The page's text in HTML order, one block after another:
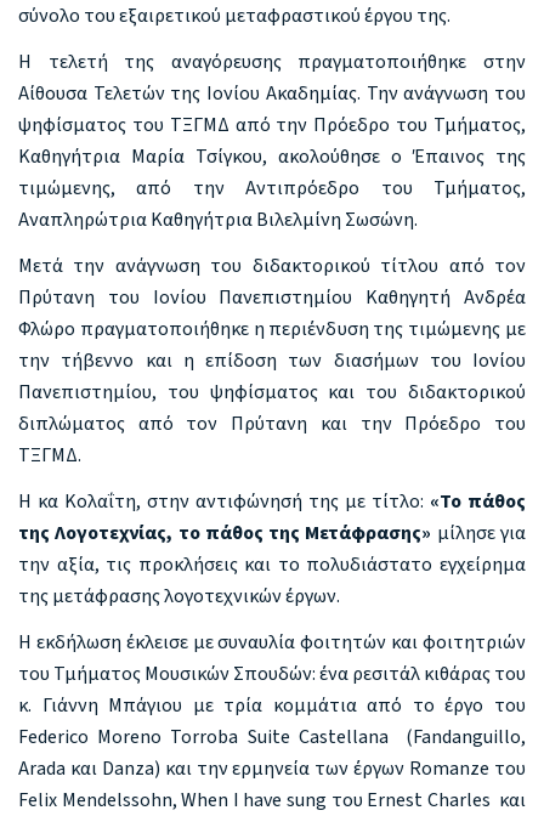
σύνολο του εξαιρετικού μεταφραστικού έργου της.
Η τελετή της αναγόρευσης πραγματοποιήθηκε στην
Αίθουσα Τελετών της Ιονίου Ακαδημίας. Την ανάγνωση του
ψηφίσματος του ΤΞΓΜΔ από την Πρόεδρο του Τμήματος,
Καθηγήτρια Μαρία Τσίγκου, ακολούθησε ο Έπαινος της
τιμώμενης, από την Αντιπρόεδρο του Τμήματος,
Αναπληρώτρια Καθηγήτρια Βιλελμίνη Σωσώνη.
Μετά την ανάγνωση του διδακτορικού τίτλου από τον
Πρύτανη του Ιονίου Πανεπιστημίου Καθηγητή Ανδρέα
Φλώρο πραγματοποιήθηκε η περιένδυση της τιμώμενης με
την τήβεννο και η επίδοση των διασήμων του Ιονίου
Πανεπιστημίου, του ψηφίσματος και του διδακτορικού
διπλώματος από τον Πρύτανη και την Πρόεδρο του
ΤΞΓΜΔ.
Η κα Κολαΐτη, στην αντιφώνησή της με τίτλο: «Το πάθος
της Λογοτεχνίας, το πάθος της Μετάφρασης» μίλησε για
την αξία, τις προκλήσεις και το πολυδιάστατο εγχείρημα
της μετάφρασης λογοτεχνικών έργων.
Η εκδήλωση έκλεισε με συναυλία φοιτητών και φοιτητριών
του Τμήματος Μουσικών Σπουδών: ένα ρεσιτάλ κιθάρας του
κ. Γιάννη Μπάγιου με τρία κομμάτια από το έργο του
Federico Moreno Torroba Suite Castellana (Fandanguillo,
Arada και Danza) και την ερμηνεία των έργων Romanze του
Felix Mendelssohn, When I have sung του Ernest Charles και